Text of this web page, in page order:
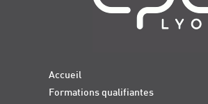
Accueil
Formations qualifiantes